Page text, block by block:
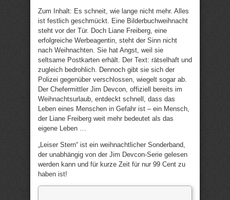
Zum Inhalt: Es schneit, wie lange nicht mehr. Alles
ist festlich geschmückt. Eine Bilderbuchweihnacht
steht vor der Tür. Doch Liane Freiberg, eine
erfolgreiche Werbeagentin, steht der Sinn nicht
nach Weihnachten. Sie hat Angst, weil sie
seltsame Postkarten erhält. Der Text: rätselhaft und
zugleich bedrohlich. Dennoch gibt sie sich der
Polizei gegenüber verschlossen, wiegelt sogar ab.
Der Chefermittler Jim Devcon, offiziell bereits im
Weihnachtsurlaub, entdeckt schnell, dass das
Leben eines Menschen in Gefahr ist – ein Mensch,
der Liane Freiberg weit mehr bedeutet als das
eigene Leben …
„Leiser Stern“ ist ein weihnachtlicher Sonderband,
der unabhängig von der Jim Devcon-Serie gelesen
werden kann und für kurze Zeit für nur 99 Cent zu
haben ist!